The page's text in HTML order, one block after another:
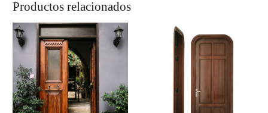
Productos relacionados